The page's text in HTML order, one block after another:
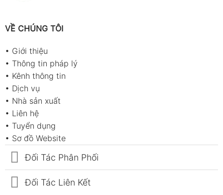
VỀ CHÚNG TÔI
• Giới thiệu
• Thông tin pháp lý
• Kênh thông tin
• Dịch vụ
• Nhà sản xuất
• Liên hệ
• Tuyển dụng
• Sơ đồ Website
Đối Tác Phân Phối
Đối Tác Liên Kết